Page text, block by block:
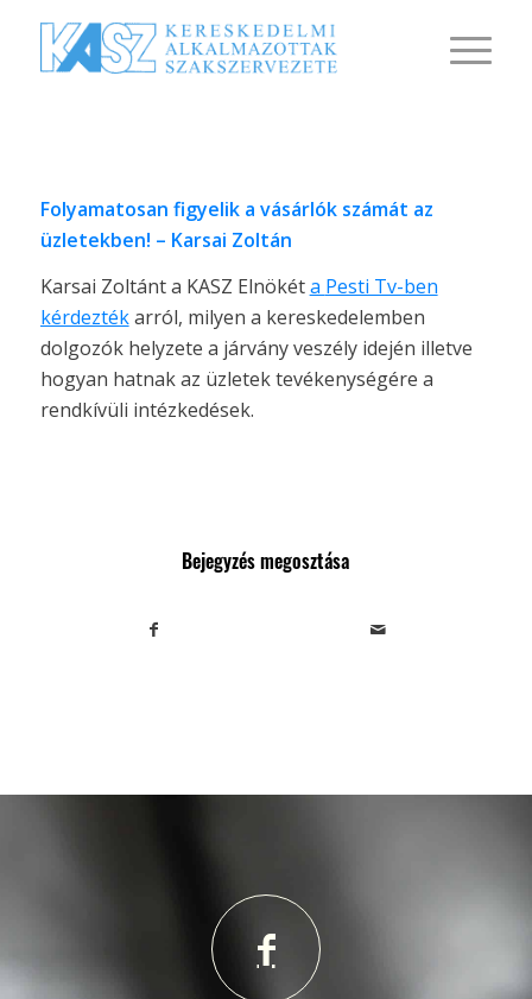
Folyamatosan figyelik a vásárlók számát az
üzletekben! – Karsai Zoltán
Karsai Zoltánt a KASZ Elnökéta Pesti Tv-ben
kérdeztékarról, milyen a kereskedelemben
dolgozók helyzete a járvány veszély idején illetve
hogyan hatnak az üzletek tevékenységére a
rendkívüli intézkedések.
Bejegyzés megosztása